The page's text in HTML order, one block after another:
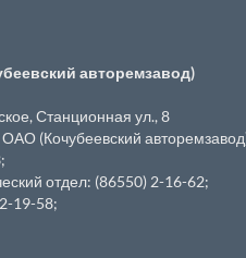
авторемзавод)
Станционная ул., 8
(Кочубеевский
отдел: (86550) 2-16-62;
19-58;